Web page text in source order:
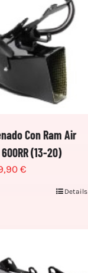
Con Ram Air
(13-20)
€
Details